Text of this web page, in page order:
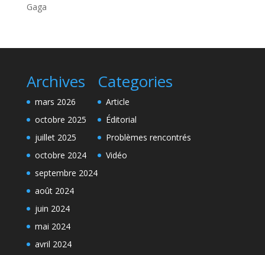
Gaga
Archives
mars 2026
octobre 2025
juillet 2025
octobre 2024
septembre 2024
août 2024
juin 2024
mai 2024
avril 2024
Categories
Article
Éditorial
Problèmes rencontrés
Vidéo